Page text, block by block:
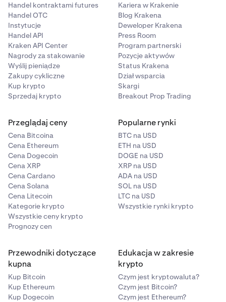
Handel kontraktami futures
Handel OTC
Instytucje
Handel API
Kraken API Center
Nagrody za stakowanie
Wyślij pieniądze
Zakupy cykliczne
Kup krypto
Sprzedaj krypto
Kariera w Krakenie
Blog Krakena
Deweloper Krakena
Press Room
Program partnerski
Pozycje aktywów
Status Krakena
Dział wsparcia
Skargi
Breakout Prop Trading
Przeglądaj ceny
Cena Bitcoina
Cena Ethereum
Cena Dogecoin
Cena XRP
Cena Cardano
Cena Solana
Cena Litecoin
Kategorie krypto
Wszystkie ceny krypto
Prognozy cen
Popularne rynki
BTC na USD
ETH na USD
DOGE na USD
XRP na USD
ADA na USD
SOL na USD
LTC na USD
Wszystkie rynki krypto
Przewodniki dotyczące
kupna
Kup Bitcoin
Kup Ethereum
Kup Dogecoin
Edukacja w zakresie
krypto
Czym jest kryptowaluta?
Czym jest Bitcoin?
Czym jest Ethereum?